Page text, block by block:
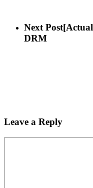
Next Post
DRM
Leave a Reply